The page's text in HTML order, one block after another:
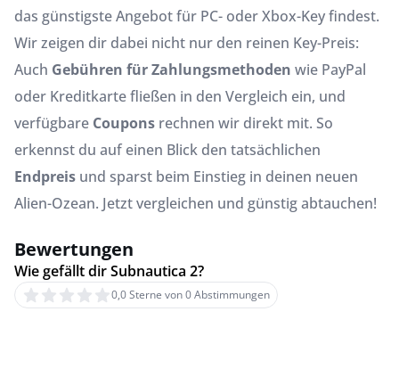
das günstigste Angebot für PC- oder Xbox-Key findest.
Wir zeigen dir dabei nicht nur den reinen Key-Preis:
Auch Gebühren für Zahlungsmethoden wie PayPal
oder Kreditkarte fließen in den Vergleich ein, und
verfügbare Coupons rechnen wir direkt mit. So
erkennst du auf einen Blick den tatsächlichen
Endpreis und sparst beim Einstieg in deinen neuen
Alien-Ozean. Jetzt vergleichen und günstig abtauchen!
Bewertungen
Wie gefällt dir Subnautica 2?
0,0 Sterne von 0 Abstimmungen